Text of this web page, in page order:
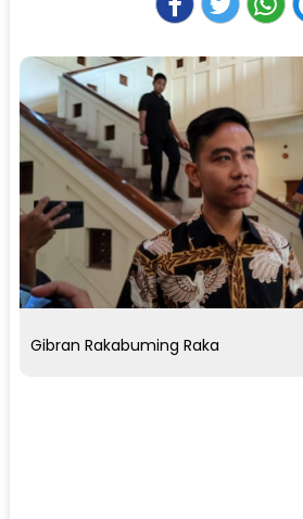
Gibran Rakabuming Raka